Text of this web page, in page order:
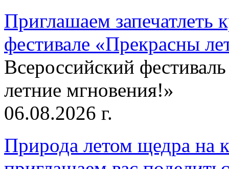
Приглашаем запечатлеть
фестивале «Прекрасны
Всероссийский
летние мгновения!»
06.08.2026 г.
Природа летом щедра на